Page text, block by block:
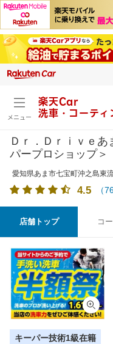
メニュー
楽天Car
洗車・コーティ
Ｄｒ．Ｄｒｉｖｅ
パープロショップ＞
愛知県あま市七宝町沖之島東
4.5 （
店舗トップ コ
キーパー技術1級在籍